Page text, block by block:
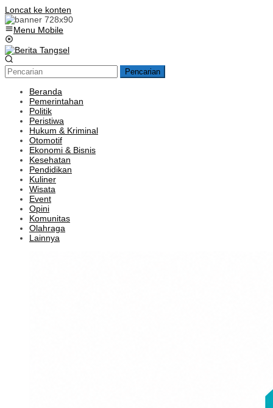
Loncat ke konten
Menu Mobile
Pencarian
Beranda
Pemerintahan
Politik
Peristiwa
Hukum & Kriminal
Otomotif
Ekonomi & Bisnis
Kesehatan
Pendidikan
Kuliner
Wisata
Event
Opini
Komunitas
Olahraga
Lainnya